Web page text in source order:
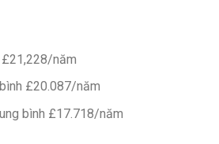
năm
£20.087/năm
bình £17.718/năm